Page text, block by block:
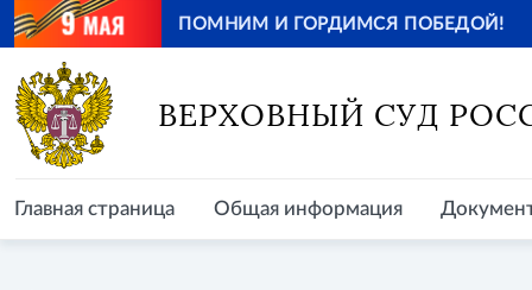
ПОМНИМ И ГОРДИМСЯ ПОБЕДОЙ!
Главная страница
ВЕРХОВНЫЙ СУД
Главная страница Общая информация